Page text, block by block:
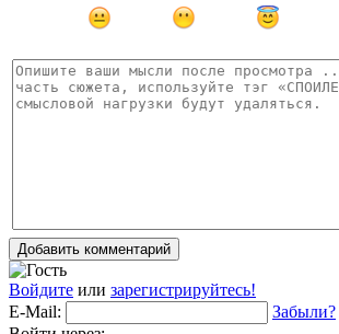
Добавить комментарий
Войдите или зарегистрируйтесь!
E-Mail:
Забыли?